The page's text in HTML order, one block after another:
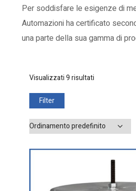
Per soddisfare le esigenze di
Automazioni ha certificato
una parte della sua gamma di
Visualizzati 9 risultati
Filter